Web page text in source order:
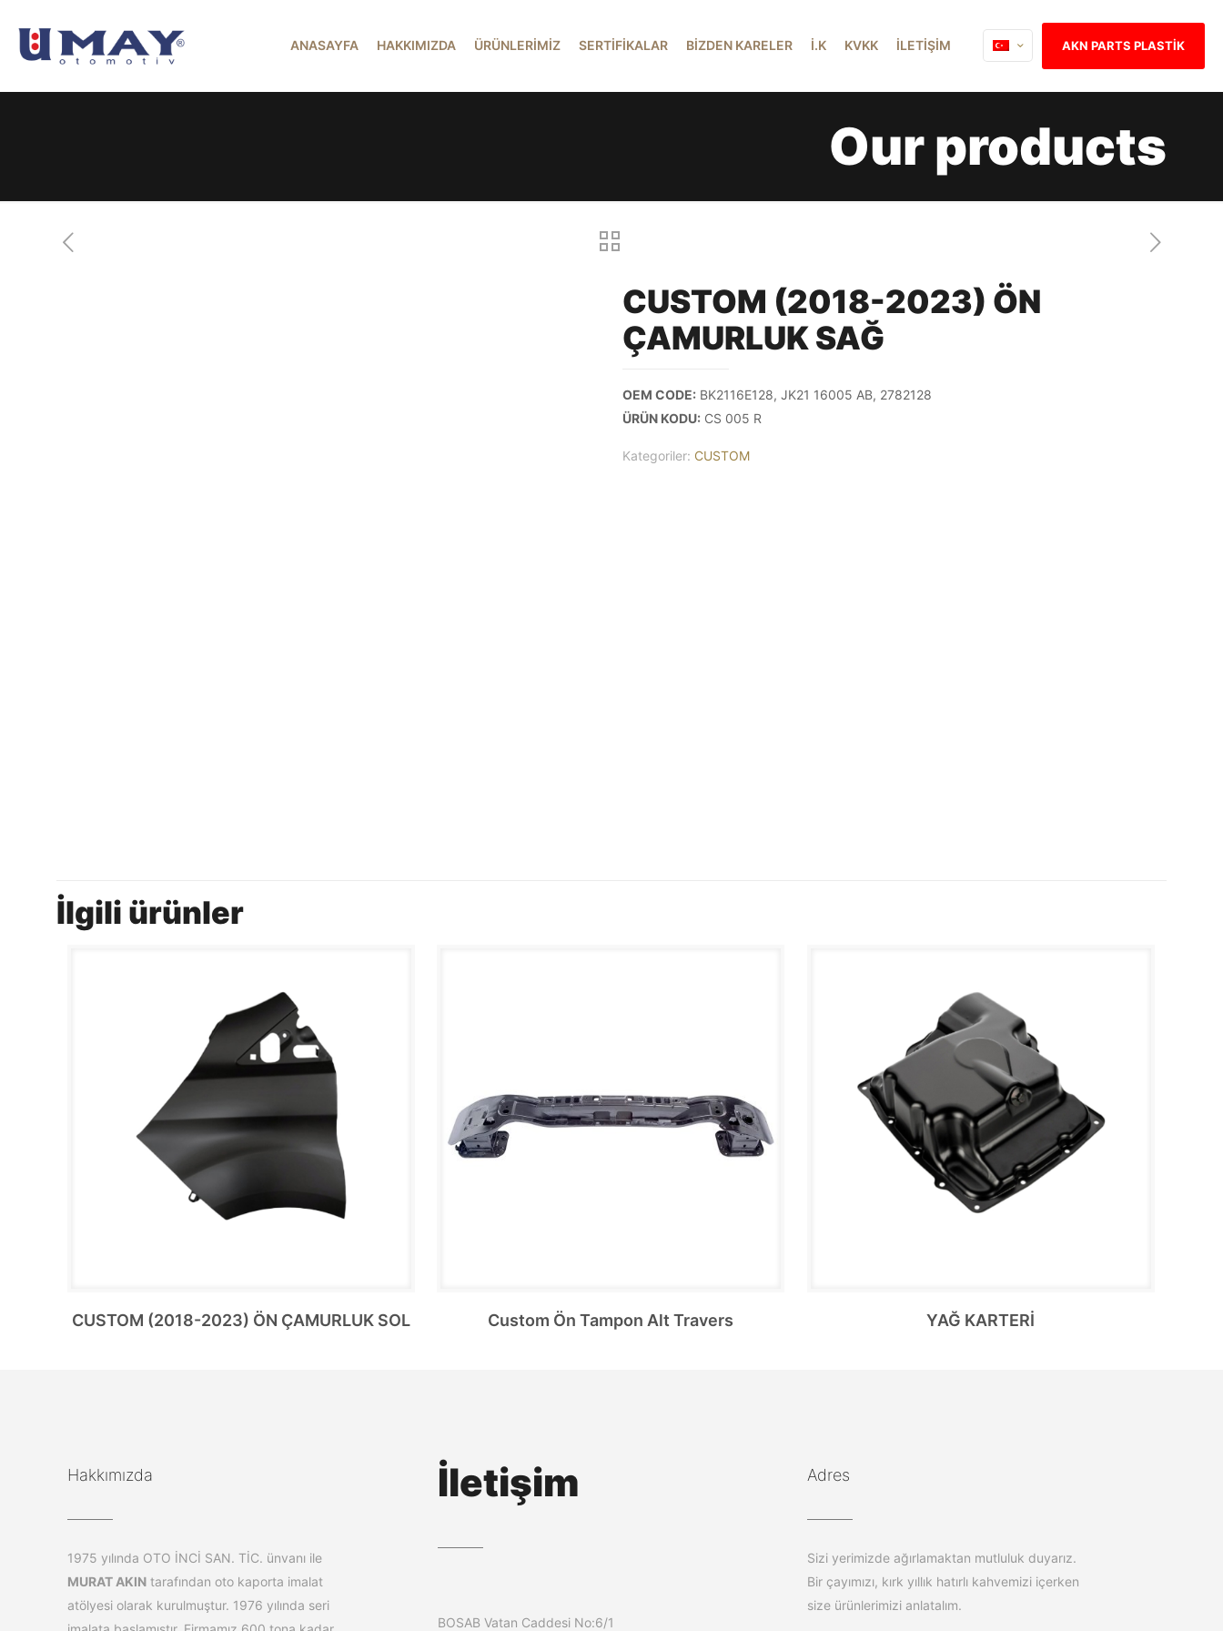
ANASAYFA HAKKIMIZDA ÜRÜNLERİMİZ SERTİFİKALAR BİZDEN KARELER İ.K KVKK İLETİŞİM AKN PARTS PLASTİK
Our products
CUSTOM (2018-2023) ÖN
ÇAMURLUK SAĞ
OEM CODE: BK2116E128, JK21 16005 AB, 2782128
ÜRÜN KODU: CS 005 R
Kategoriler: CUSTOM
İlgili ürünler
CUSTOM (2018-2023) ÖN ÇAMURLUK SOL Custom Ön Tampon Alt Travers YAĞ KARTERİ
Hakkımızda
1975 yılında OTO İNCİ SAN. TİC. ünvanı ile
MURAT AKIN tarafından oto kaporta imalat
atölyesi olarak kurulmuştur. 1976 yılında seri
İletişim
BOSAB Vatan Caddesi No:6/1
Adres
Sizi yerimizde ağırlamaktan mutluluk duyarız.
Bir çayımızı, kırk yıllık hatırlı kahvemizi içerken
size ürünlerimizi anlatalım.